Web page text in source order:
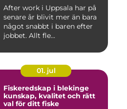
After work i Uppsala har på
senare år blivit mer än bara
något snabbt i baren efter
jobbet. Allt fle...
01. jul
Fiskeredskap i blekinge
kunskap, kvalitet och rätt
val för ditt fiske